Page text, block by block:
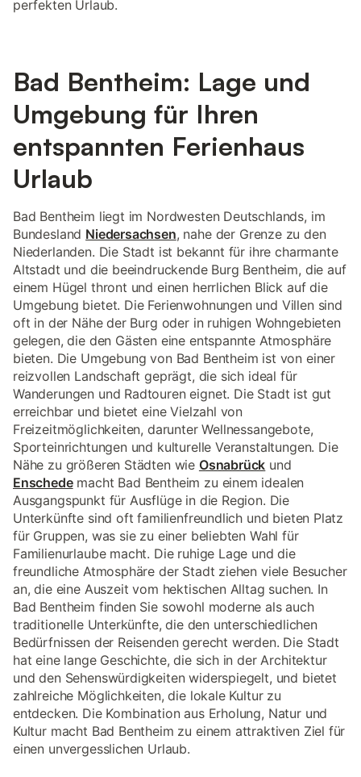
perfekten Urlaub.
Bad Bentheim: Lage und
Umgebung für Ihren
entspannten Ferienhaus
Urlaub
Bad Bentheim liegt im Nordwesten Deutschlands, im
Bundesland Niedersachsen, nahe der Grenze zu den
Niederlanden. Die Stadt ist bekannt für ihre charmante
Altstadt und die beeindruckende Burg Bentheim, die auf
einem Hügel thront und einen herrlichen Blick auf die
Umgebung bietet. Die Ferienwohnungen und Villen sind
oft in der Nähe der Burg oder in ruhigen Wohngebieten
gelegen, die den Gästen eine entspannte Atmosphäre
bieten. Die Umgebung von Bad Bentheim ist von einer
reizvollen Landschaft geprägt, die sich ideal für
Wanderungen und Radtouren eignet. Die Stadt ist gut
erreichbar und bietet eine Vielzahl von
Freizeitmöglichkeiten, darunter Wellnessangebote,
Sporteinrichtungen und kulturelle Veranstaltungen. Die
Nähe zu größeren Städten wie Osnabrück und
Enschedemacht Bad Bentheim zu einem idealen
Ausgangspunkt für Ausflüge in die Region. Die
Unterkünfte sind oft familienfreundlich und bieten Platz
für Gruppen, was sie zu einer beliebten Wahl für
Familienurlaube macht. Die ruhige Lage und die
freundliche Atmosphäre der Stadt ziehen viele Besucher
an, die eine Auszeit vom hektischen Alltag suchen. In
Bad Bentheim finden Sie sowohl moderne als auch
traditionelle Unterkünfte, die den unterschiedlichen
Bedürfnissen der Reisenden gerecht werden. Die Stadt
hat eine lange Geschichte, die sich in der Architektur
und den Sehenswürdigkeiten widerspiegelt, und bietet
zahlreiche Möglichkeiten, die lokale Kultur zu
entdecken. Die Kombination aus Erholung, Natur und
Kultur macht Bad Bentheim zu einem attraktiven Ziel für
einen unvergesslichen Urlaub.